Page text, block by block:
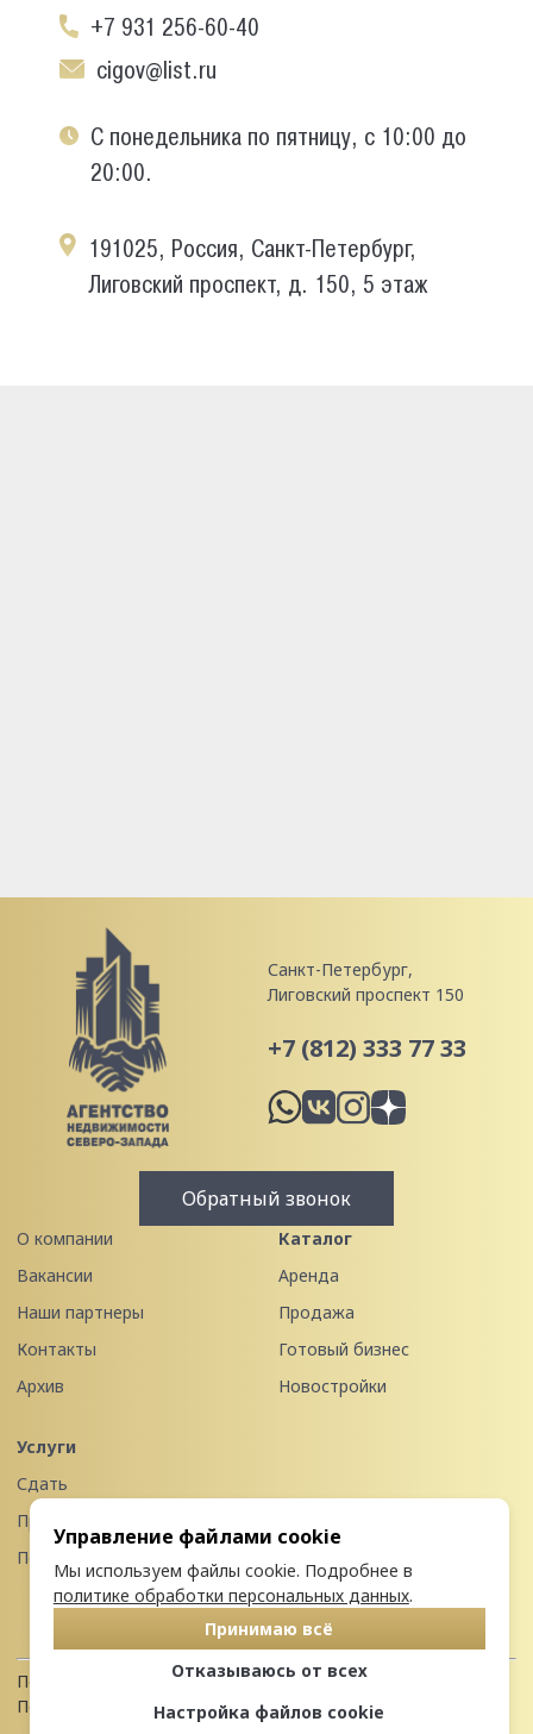
+7 931 256-60-40
cigov@list.ru
С понедельника по пятницу, с 10:00 до
20:00.
191025, Россия, Санкт-Петербург,
Лиговский проспект, д. 150, 5 этаж
Санкт-Петербург,
Лиговский проспект 150
+7 (812) 333 77 33
Обратный звонок
О компании
Вакансии
Наши партнеры
Контакты
Архив
Каталог
Аренда
Продажа
Готовый бизнес
Новостройки
Услуги
Сдать
Продать
Передать в управление
Политика конфиденциальности
Пользовательское соглашение
Управление файлами cookie
Мы используем файлы cookie. Подробнее в
политике обработки персональных данных.
Принимаю всё
Отказываюсь от всех
Настройка файлов cookie